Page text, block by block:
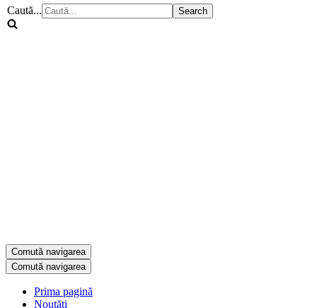
Caută...
Comută navigarea
Comută navigarea
Prima pagină
Noutăți